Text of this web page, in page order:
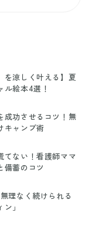
を涼しく叶える】夏
ル絵本4選！
成功させるコツ！無
キャンプ術
てない！看護師ママ
備蓄のコツ
理なく続けられる
」